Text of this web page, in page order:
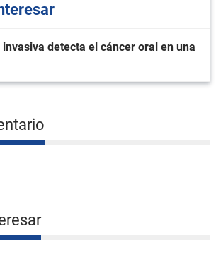
invasiva detecta el cáncer oral en una